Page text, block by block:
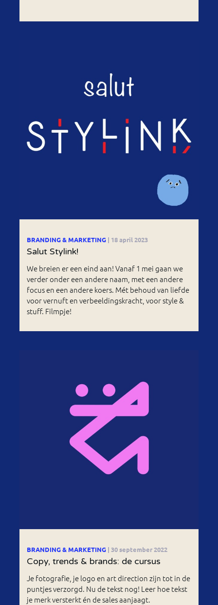
BRANDING & MARKETING | 18 april 2023
Salut Stylink!
We breien er een eind aan! Vanaf 1 mei gaan we
verder onder een andere naam, met een andere
focus en een andere koers. Mét behoud van liefde
voor vernuft en verbeeldingskracht, voor style &
stuff. Filmpje!
BRANDING & MARKETING | 30 september 2022
Copy, trends & brands: de cursus
Je fotografie, je logo en art direction zijn tot in de
puntjes verzorgd. Nu de tekst nog! Leer hoe tekst
je merk versterkt én de sales aanjaagt.